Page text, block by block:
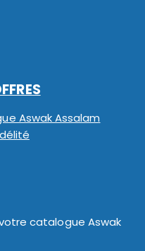
Aswak Assalam
catalogue Aswak